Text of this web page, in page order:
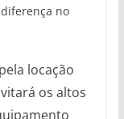
no
locação
os altos